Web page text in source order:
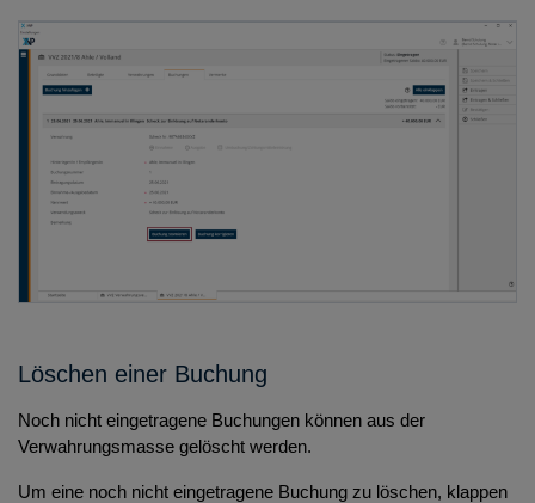
Löschen einer Buchung
Noch nicht eingetragene Buchungen können aus der
Verwahrungsmasse gelöscht werden.
Um eine noch nicht eingetragene Buchung zu löschen, klappen